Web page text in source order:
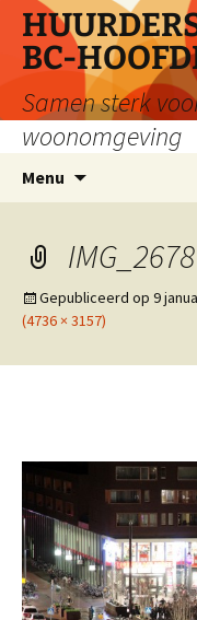
naar
inhoud
BC-
Samen sterk
woonomgeving
Menu
IMG_2678
Gepubliceerd op 9
(4736 × 3157)